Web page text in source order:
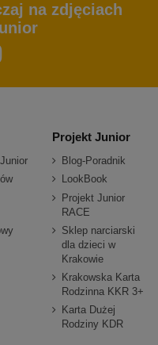
na zdjęciach
Projekt Junior
Blog-Poradnik
LookBook
Projekt Junior
RACE
Sklep narciarski
dla dzieci w
Krakowie
Krakowska Karta
Rodzinna KKR 3+
Karta Dużej
Rodziny KDR